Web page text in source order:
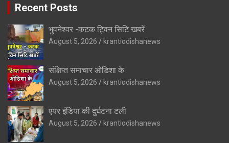
Recent Posts
भुवनेश्वर -कटक ट्विन सिटि खबरें
August 5, 2026 krantiodishanews
संक्षिप्त समाचार ओडिशा के
August 5, 2026 krantiodishanews
एयर इंडिया की दुर्घटना टली
August 5, 2026 krantiodishanews